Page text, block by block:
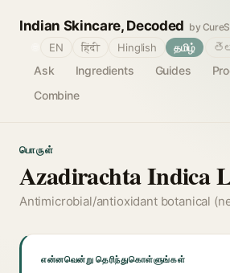
Indian Skincare, Decoded by
Ask Ingredients Guides
Combine
EN हिंदी Hinglish தமிழ்
பொருள்
Azadirachta Indica
Antimicrobial/antioxidant botanical
என்னவென்று தெரிந்துகொள்ளுங்கள்